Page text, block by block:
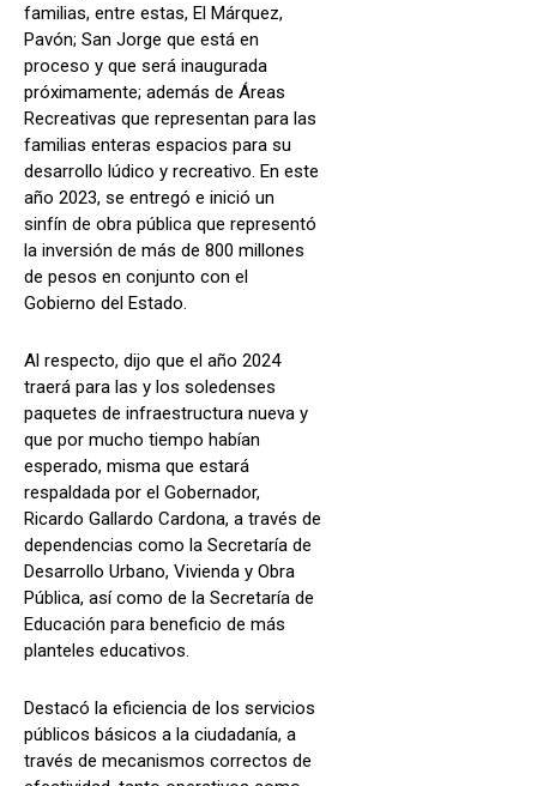
familias, entre estas, El Márquez,
Pavón; San Jorge que está en
proceso y que será inaugurada
próximamente; además de Áreas
Recreativas que representan para las
familias enteras espacios para su
desarrollo lúdico y recreativo. En este
año 2023, se entregó e inició un
sinfín de obra pública que representó
la inversión de más de 800 millones
de pesos en conjunto con el
Gobierno del Estado.
Al respecto, dijo que el año 2024
traerá para las y los soledenses
paquetes de infraestructura nueva y
que por mucho tiempo habían
esperado, misma que estará
respaldada por el Gobernador,
Ricardo Gallardo Cardona, a través de
dependencias como la Secretaría de
Desarrollo Urbano, Vivienda y Obra
Pública, así como de la Secretaría de
Educación para beneficio de más
planteles educativos.
Destacó la eficiencia de los servicios
públicos básicos a la ciudadanía, a
través de mecanismos correctos de